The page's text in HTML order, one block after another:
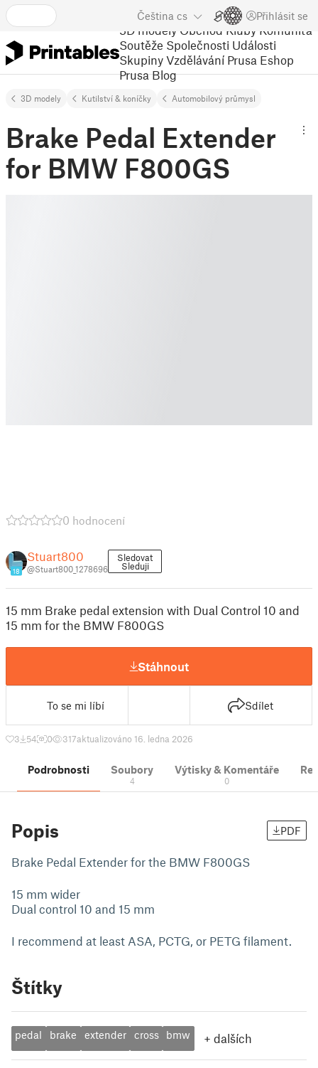
Čeština cs Přihlásit se
3D modely Obchod Kluby Komunita
Soutěže Společnosti Události
Skupiny Vzdělávání Prusa Eshop
Prusa Blog
3D modely Kutilství & koníčky Automobilový průmysl
Brake Pedal Extender
for BMW F800GS
0 hodnocení
18
Stuart800
@Stuart800_1278696
Sledovat
Sleduji
15 mm Brake pedal extension with Dual Control 10 and
15 mm for the BMW F800GS
Stáhnout
To se mi líbí Sdílet
3 54 0 317aktualizováno 16. ledna 2026
Podrobnosti Soubory
4
Výtisky & Komentáře
0
Popis PDF
Brake Pedal Extender for the BMW F800GS
15 mm wider
Dual control 10 and 15 mm
I recommend at least ASA, PCTG, or PETG filament.
Štítky
pedal brake extender cross bmw + dalších